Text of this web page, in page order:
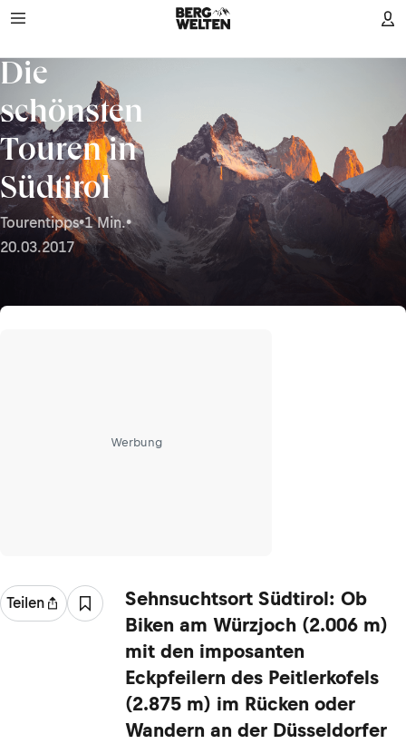
Die
schönsten
Touren in
Südtirol
Tourentipps•1 Min.•
20.03.2017
Werbung
Teilen
Sehnsuchtsort Südtirol: Ob
Biken am Würzjoch (2.006 m)
mit den imposanten
Eckpfeilern des Peitlerkofels
(2.875 m) im Rücken oder
Wandern an der Düsseldorfer